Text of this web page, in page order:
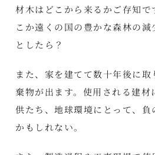
材木はどこから来るかご存知
こか遠くの国の豊かな森林の減
としたら？
また、家を建てて数十年後に
棄物が出ます。使用される建材
供たち、地球環境にとって、負
かもしれない。